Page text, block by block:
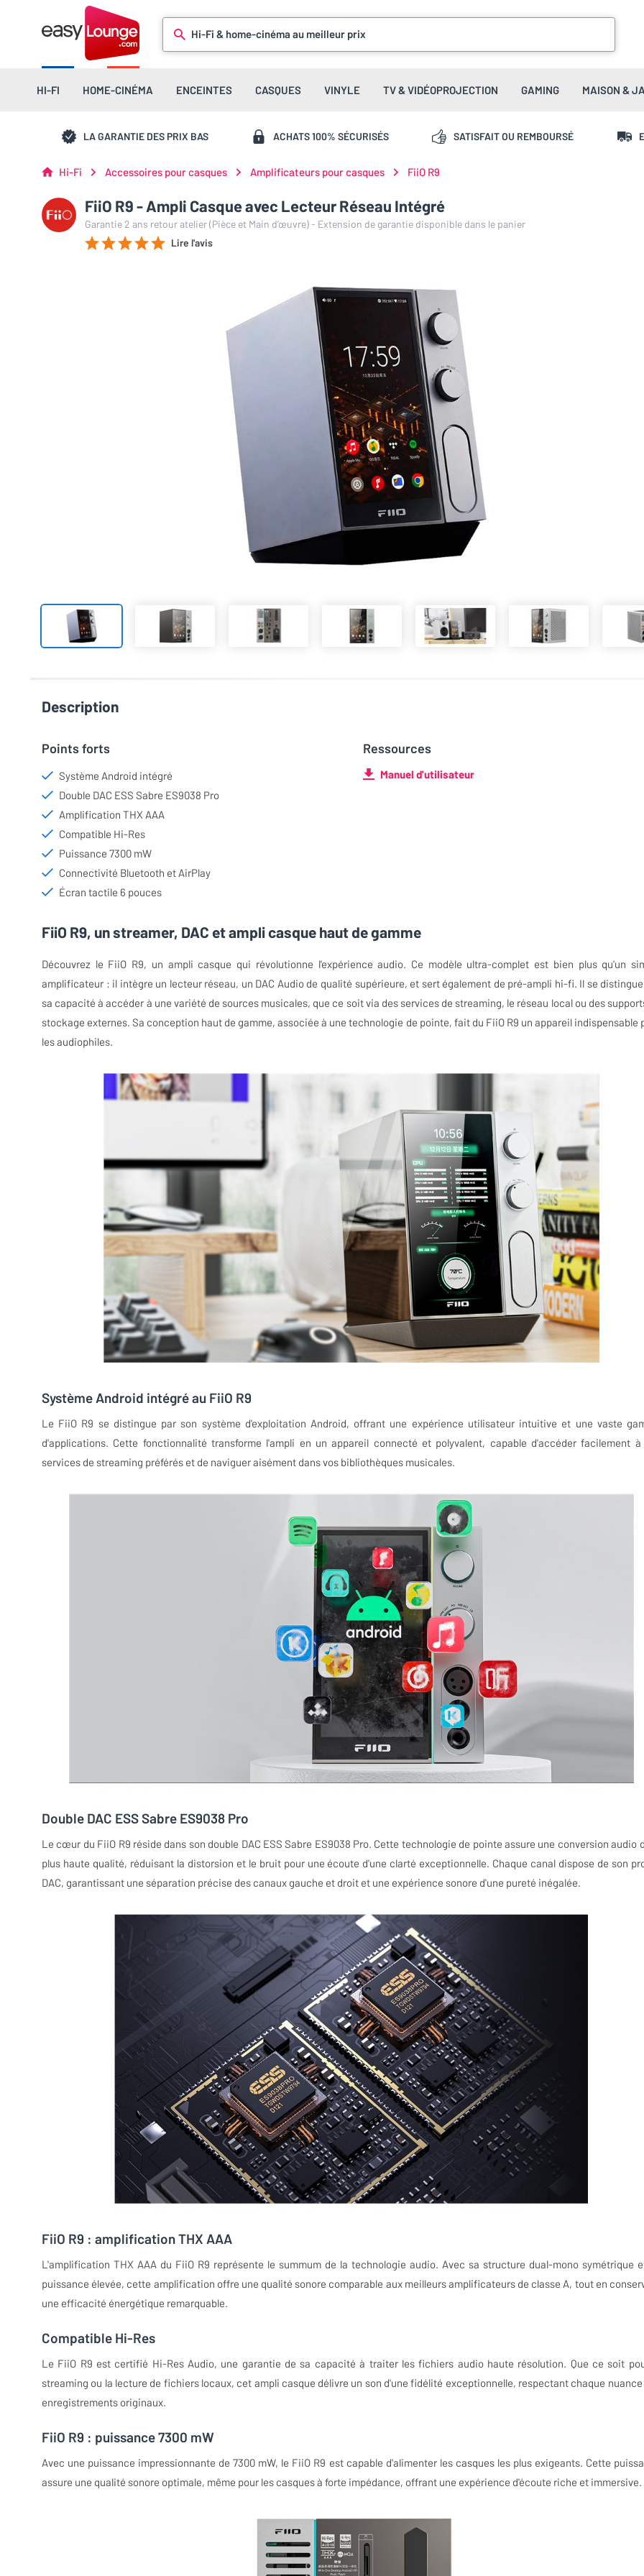
Hi-Fi & home-cinéma au meilleur prix
HI-FI HOME-CINÉMA ENCEINTES CASQUES VINYLE TV & VIDÉOPROJECTION GAMING MAISON &
LA GARANTIE DES PRIX BAS ACHATS 100% SÉCURISÉS SATISFAIT OU REMBOURSÉ
Hi-Fi Accessoires pour casques Amplificateurs pour casques FiiO R9
FiiO R9 - Ampli Casque avec Lecteur Réseau Intégré
Garantie 2 ans retour atelier (Pièce et Main d’œuvre) - Extension de garantie disponible dans le panier
Lire l'avis
Description
Points forts
Système Android intégré
Double DAC ESS Sabre ES9038 Pro
Amplification THX AAA
Compatible Hi-Res
Puissance 7300 mW
Connectivité Bluetooth et AirPlay
Écran tactile 6 pouces
Ressources
Manuel d'utilisateur
FiiO R9, un streamer, DAC et ampli casque haut de gamme
Découvrez le FiiO R9, un ampli casque qui révolutionne l'expérience audio. Ce modèle ultra-complet est bien plus qu'un
amplificateur : il intègre un lecteur réseau, un DAC Audio de qualité supérieure, et sert également de pré-ampli hi-fi. Il se
sa capacité à accéder à une variété de sources musicales, que ce soit via des services de streaming, le réseau local ou des
stockage externes. Sa conception haut de gamme, associée à une technologie de pointe, fait du FiiO R9 un appareil indispensable
les audiophiles.
Système Android intégré au FiiO R9
Le FiiO R9 se distingue par son système d'exploitation Android, offrant une expérience utilisateur intuitive et une vaste
d'applications. Cette fonctionnalité transforme l'ampli en un appareil connecté et polyvalent, capable d'accéder facilement à
services de streaming préférés et de naviguer aisément dans vos bibliothèques musicales.
Double DAC ESS Sabre ES9038 Pro
Le cœur du FiiO R9 réside dans son double DAC ESS Sabre ES9038 Pro. Cette technologie de pointe assure une conversion audio
plus haute qualité, réduisant la distorsion et le bruit pour une écoute d'une clarté exceptionnelle. Chaque canal dispose de son
DAC, garantissant une séparation précise des canaux gauche et droit et une expérience sonore d'une pureté inégalée.
FiiO R9 : amplification THX AAA
L'amplification THX AAA du FiiO R9 représente le summum de la technologie audio. Avec sa structure dual-mono symétrique
puissance élevée, cette amplification offre une qualité sonore comparable aux meilleurs amplificateurs de classe A, tout en
une efficacité énergétique remarquable.
Compatible Hi-Res
Le FiiO R9 est certifié Hi-Res Audio, une garantie de sa capacité à traiter les fichiers audio haute résolution. Que ce soit
streaming ou la lecture de fichiers locaux, cet ampli casque délivre un son d'une fidélité exceptionnelle, respectant chaque nuance
enregistrements originaux.
FiiO R9 : puissance 7300 mW
Avec une puissance impressionnante de 7300 mW, le FiiO R9 est capable d'alimenter les casques les plus exigeants. Cette
assure une qualité sonore optimale, même pour les casques à forte impédance, offrant une expérience d'écoute riche et immersive.